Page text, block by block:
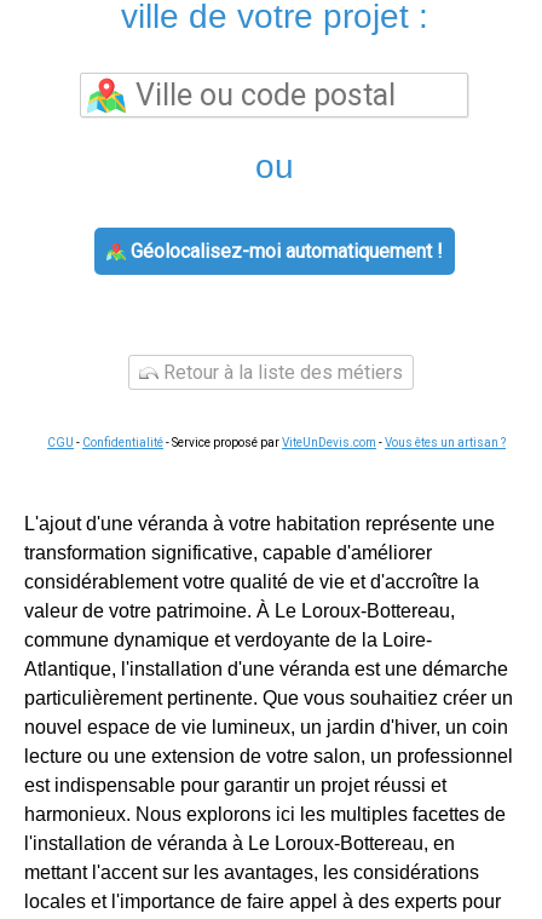
ville de votre projet :
ou
Géolocalisez-moi automatiquement !
Retour à la liste des métiers
CGU - Confidentialité- Service proposé parViteUnDevis.com -Vous êtes un artisan ?
L'ajout d'une véranda à votre habitation représente une
transformation significative, capable d'améliorer
considérablement votre qualité de vie et d'accroître la
valeur de votre patrimoine. À Le Loroux-Bottereau,
commune dynamique et verdoyante de la Loire-
Atlantique, l'installation d'une véranda est une démarche
particulièrement pertinente. Que vous souhaitiez créer un
nouvel espace de vie lumineux, un jardin d'hiver, un coin
lecture ou une extension de votre salon, un professionnel
est indispensable pour garantir un projet réussi et
harmonieux. Nous explorons ici les multiples facettes de
l'installation de véranda à Le Loroux-Bottereau, en
mettant l'accent sur les avantages, les considérations
locales et l'importance de faire appel à des experts pour